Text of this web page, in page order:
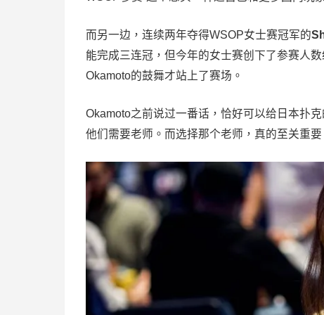
而另一边，连续两年夺得WSOP女士赛冠军的
能完成三连冠，但今年的女士赛创下了参赛人
Okamoto的鼓舞才站上了赛场。
Okamoto之前说过一番话，恰好可以给日本扑
他们需要老师。而选择那个老师，真的至关重